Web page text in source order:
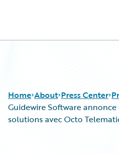
Home About Press Center
Guidewire Software
solutions avec Octo